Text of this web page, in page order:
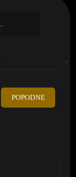
›
POPODNE